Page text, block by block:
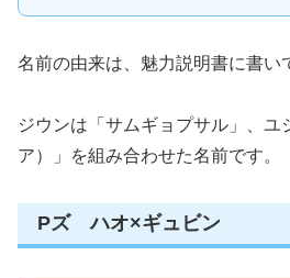
名前の由来は、魅力説明書に書い
ジウンは「サムギョプサル」、ユ
ア）」を組み合わせた名前です。
Pズ ハオ×ギュビン